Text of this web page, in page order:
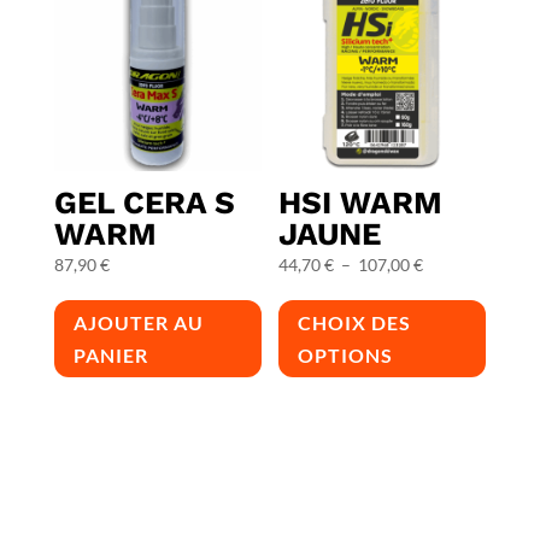
GEL CERA S
WARM
87,90€
AJOUTER AU
PANIER
HSI WARM
JAUNE
44,70€ – 107,00€Plage
CHOIX DES
OPTIONS